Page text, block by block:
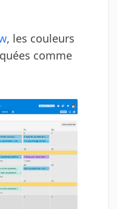
, les couleurs
comme